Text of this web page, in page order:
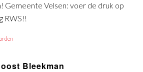
Gemeente Velsen: voer de druk op
RWS!!
Bleekman